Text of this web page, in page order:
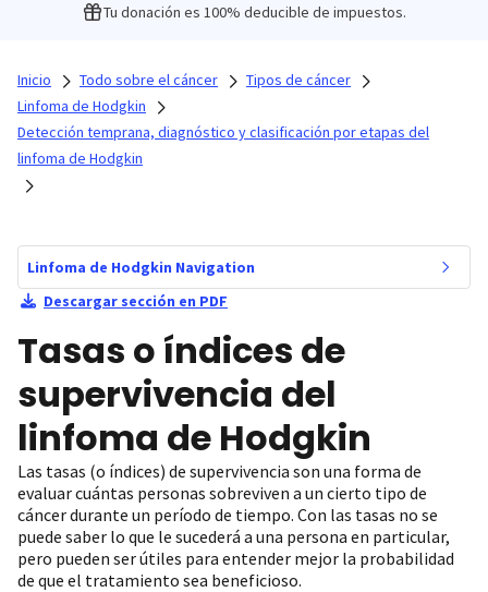
Tu donación es 100% deducible de impuestos.
Inicio Todo sobre el cáncer
Tipos de cáncer
Linfoma de Hodgkin
Detección temprana, diagnóstico y clasificación por etapas del
linfoma de Hodgkin
Linfoma de Hodgkin Navigation
Descargar sección en PDF
Tasas o índices de
supervivencia del
linfoma de Hodgkin
Las tasas (o índices) de supervivencia son una forma de
evaluar cuántas personas sobreviven a un cierto tipo de
cáncer durante un período de tiempo. Con las tasas no se
puede saber lo que le sucederá a una persona en particular,
pero pueden ser útiles para entender mejor la probabilidad
de que el tratamiento sea beneficioso.